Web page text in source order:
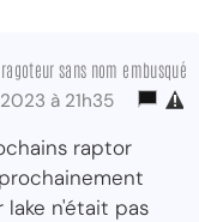
ragoteur sans nom embusqué
à 21h35
raptor
n'était pas